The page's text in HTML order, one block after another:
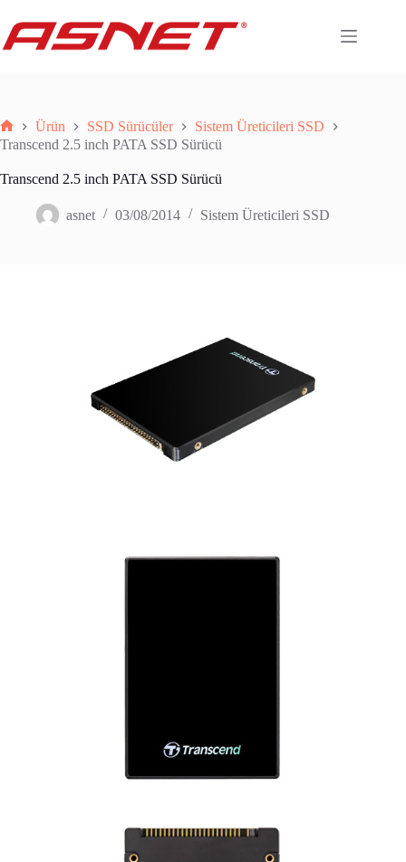
content
Anasayfa
Ürün SSD Sürücüler
Sistem Üreticileri SSD
Transcend 2.5 inch PATA SSD Sürücü
Transcend 2.5 inch PATA SSD Sürücü
asnet 03/08/2014 Sistem Üreticileri SSD